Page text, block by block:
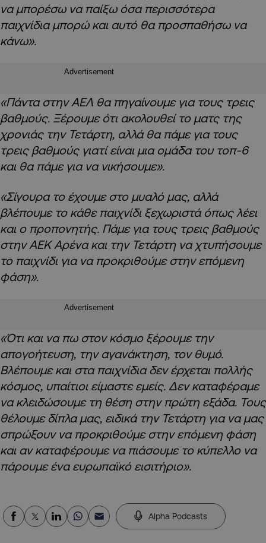
να μπορέσω να παίξω όσα περισσότερα
παιχνίδια μπορώ και αυτό θα προσπαθήσω να
κάνω».
Advertisement
«Πάντα στην ΑΕΛ θα πηγαίνουμε για τους τρεις
βαθμούς. Ξέρουμε ότι ακολουθεί το ματς της
χρονιάς την Τετάρτη, αλλά θα πάμε για τους
τρεις βαθμούς γιατί είναι μια ομάδα του τοπ-6
και θα πάμε για να νικήσουμε».
«Σίγουρα το έχουμε στο μυαλό μας, αλλά
βλέπουμε το κάθε παιχνίδι ξεχωριστά όπως λέει
και ο προπονητής. Πάμε για τους τρεις βαθμούς
στην ΑΕΚ Αρένα και την Τετάρτη να χτυπήσουμε
το παιχνίδι για να προκριθούμε στην επόμενη
φάση».
Advertisement
«Ότι και να πω στον κόσμο ξέρουμε την
απογοήτευση, την αγανάκτηση, τον θυμό.
Βλέπουμε και στα παιχνίδια δεν έρχεται πολλής
κόσμος, υπαίτιοι είμαστε εμείς. Δεν καταφέραμε
να κλειδώσουμε τη θέση στην πρώτη εξάδα. Τους
θέλουμε δίπλα μας, ειδικά την Τετάρτη για να μας
σπρώξουν να προκριθούμε στην επόμενη φάση
και αν καταφέρουμε να πιάσουμε το κύπελλο να
πάρουμε ένα ευρωπαϊκό εισιτήριο».
Alpha Podcasts